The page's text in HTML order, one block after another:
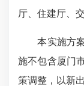
厅、住建厅、
本实施方案
施不包含厦门
策调整，以新